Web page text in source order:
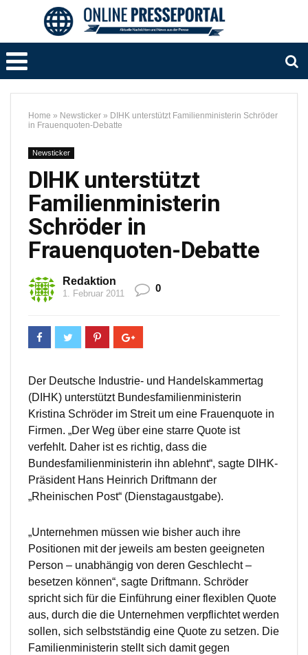
Home » Newsticker » DIHK unterstützt Familienministerin Schröder
in Frauenquoten-Debatte
Newsticker
DIHK unterstützt
Familienministerin
Schröder in
Frauenquoten-Debatte
Redaktion
1. Februar 2011 0
Der Deutsche Industrie- und Handelskammertag
(DIHK) unterstützt Bundesfamilienministerin
Kristina Schröder im Streit um eine Frauenquote in
Firmen. „Der Weg über eine starre Quote ist
verfehlt. Daher ist es richtig, dass die
Bundesfamilienministerin ihn ablehnt“, sagte DIHK-
Präsident Hans Heinrich Driftmann der
„Rheinischen Post“ (Dienstagaustgabe).
„Unternehmen müssen wie bisher auch ihre
Positionen mit der jeweils am besten geeigneten
Person – unabhängig von deren Geschlecht –
besetzen können“, sagte Driftmann. Schröder
spricht sich für die Einführung einer flexiblen Quote
aus, durch die die Unternehmen verpflichtet werden
sollen, sich selbstständig eine Quote zu setzen. Die
Familienministerin stellt sich damit gegen